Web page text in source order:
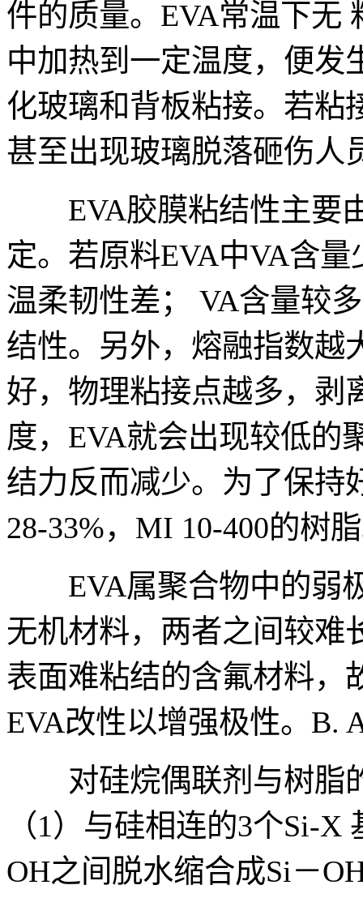
件的质量。EVA常温下无
中加热到一定温度，便发
化玻璃和背板粘接。若粘
甚至出现玻璃脱落砸伤人
EVA胶膜粘结性主要由
定。若原料EVA中VA含
温柔韧性差； VA含量较
结性。另外，熔融指数越
好，物理粘接点越多，剥
度，EVA就会出现较低的
结力反而减少。为了保持
28-33%，MI 10-400的树
EVA属聚合物中的弱
无机材料，两者之间较难
表面难粘结的含氟材料，
EVA改性以增强极性。B.
对硅烷偶联剂与树脂
（1）与硅相连的3个Si-
OH之间脱水缩合成Si－